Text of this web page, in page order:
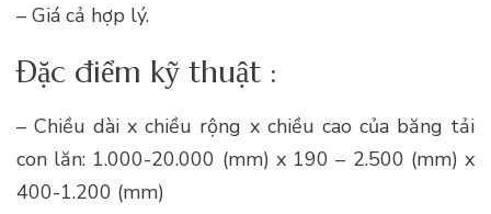
– Giá cả hợp lý.
Đặc điểm kỹ thuật :
– Chiều dài x chiều rộng x chiều cao của băng tải
con lăn: 1.000-20.000 (mm) x 190 – 2.500 (mm) x
400-1.200 (mm)